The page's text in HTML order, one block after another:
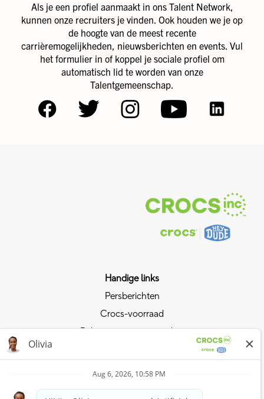
Als je een profiel aanmaakt in ons Talent Network,
kunnen onze recruiters je vinden. Ook houden we je op
de hoogte van de meest recente
carrièremogelijkheden, nieuwsberichten en events. Vul
het formulier in of koppel je sociale profiel om
automatisch lid te worden van onze
Talentgemeenschap.
Handige links
Persberichten
Crocs-voorraad
Relaties met investeerders
Lift mee op de sterke positie van Crocs